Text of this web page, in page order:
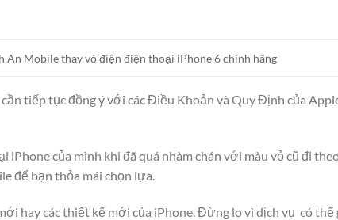
An Mobile thay vỏ điện điện thoại iPhone 6 chính hãng
tiếp tục đồng ý với các Điều Khoản và Quy Định của
của mình khi đã quá nhàm chán với màu vỏ cũ đi
để bạn thỏa mái chọn lựa.
hay các thiết kế mới của iPhone. Đừng lo vì dịch vụ có